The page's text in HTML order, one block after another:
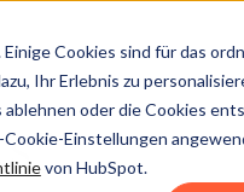
Cookies sind für das
Ihr Erlebnis zu
oder die Cookies
Einstellungen
von HubSpot.